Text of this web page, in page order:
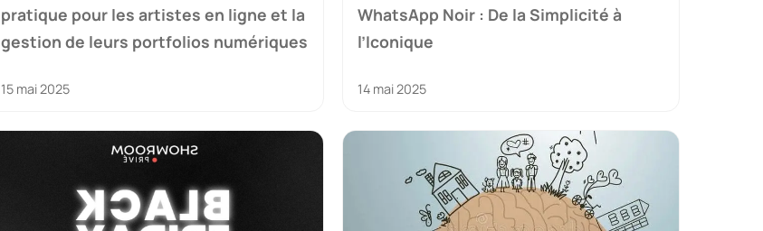
pratique pour les artistes en ligne et la
gestion de leurs portfolios numériques
15 mai 2025
WhatsApp Noir : De la Simplicité à
l’Iconique
14 mai 2025